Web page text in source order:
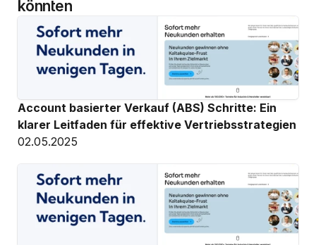
könnten
Account basierter Verkauf (ABS) Schritte: Ein
klarer Leitfaden für effektive Vertriebsstrategien
02.05.2025